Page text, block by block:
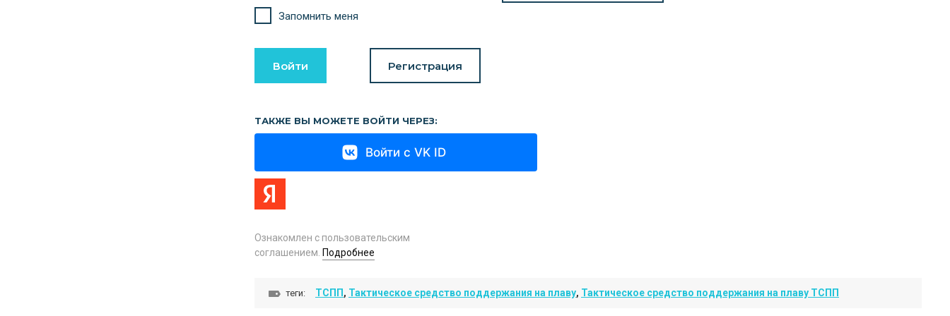
Запомнить меня
Войти Регистрация
ТАКЖЕ ВЫ МОЖЕТЕ ВОЙТИ ЧЕРЕЗ:
Войти с VK ID
Ознакомлен с пользовательским
соглашением. Подробнее
теги: ТСПП , Тактическое средство поддержания на плаву, Тактическое средство поддержания на плаву ТСПП